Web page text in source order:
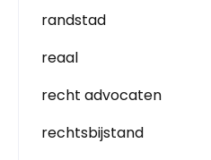
randstad
reaal
recht advocaten
rechtsbijstand